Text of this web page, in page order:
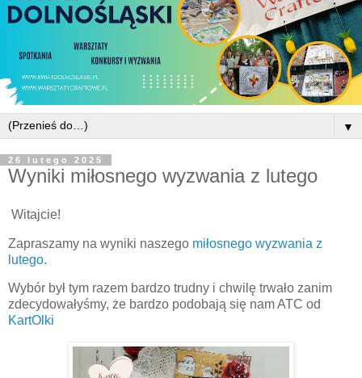
▼
26 lutego 2025
Wyniki miłosnego wyzwania z lutego
Witajcie!
Zapraszamy na wyniki naszego miłosnego wyzwania z
lutego.
Wybór był tym razem bardzo trudny i chwilę trwało zanim
zdecydowałyśmy, że bardzo podobają się nam ATC od
KartOlki